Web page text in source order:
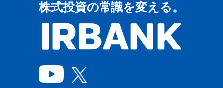
株式投資の常識を変える。